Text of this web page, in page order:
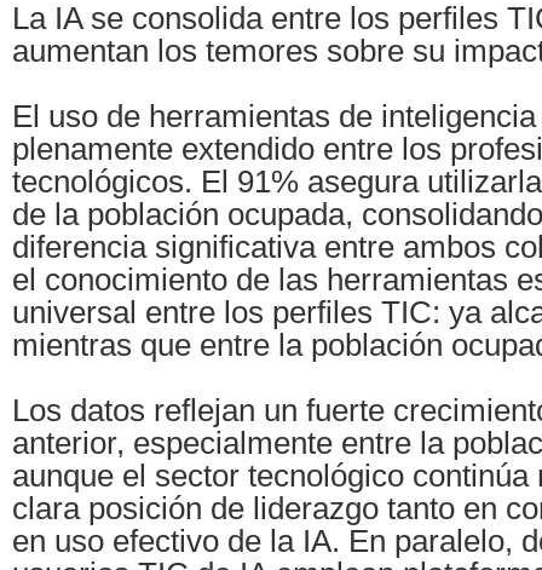
La IA se consolida entre los perfiles
aumentan los temores sobre su
El uso de herramientas de
plenamente extendido entre los
tecnológicos. El 91% asegura
de la población ocupada,
diferencia significativa entre ambos
el conocimiento de las herramientas
universal entre los perfiles TIC: ya
mientras que entre la población
Los datos reflejan un fuerte
anterior, especialmente entre la
aunque el sector tecnológico continúa
clara posición de liderazgo tanto en
en uso efectivo de la IA. En paralelo,